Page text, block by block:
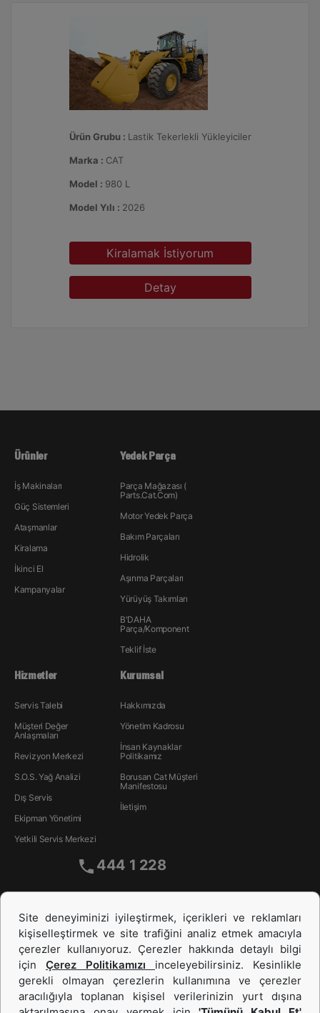
Ürün Grubu : Lastik Tekerlekli Yükleyiciler
Marka : CAT
Model : 980 L
Model Yılı : 2026
Kiralamak İstiyorum
Detay
Ürünler
İş Makinaları
Güç Sistemleri
Ataşmanlar
Kiralama
İkinci El
Kampanyalar
Yedek Parça
Parça Mağazası (
Parts.Cat.Com)
Motor Yedek Parça
Bakım Parçaları
Hidrolik
Aşınma Parçaları
Yürüyüş Takımları
B'DAHA
Parça/Komponent
Teklif İste
Hizmetler
Servis Talebi
Müşteri Değer
Anlaşmaları
Revizyon Merkezi
S.O.S. Yağ Analizi
Dış Servis
Ekipman Yönetimi
Yetkili Servis Merkezi
Kurumsal
Hakkımızda
Yönetim Kadrosu
İnsan Kaynakları
Politikamız
Borusan Cat Müşteri
Manifestosu
İletişim
444 1 228
Site deneyiminizi iyileştirmek, içerikleri ve reklamları
kişiselleştirmek ve site trafiğini analiz etmek amacıyla
çerezler kullanıyoruz. Çerezler hakkında detaylı bilgi
için Çerez Politikamızı inceleyebilirsiniz. Kesinlikle
gerekli olmayan çerezlerin kullanımına ve çerezler
aracılığıyla toplanan kişisel verilerinizin yurt dışına